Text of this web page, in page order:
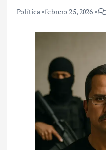
Política febrero 25, 2026